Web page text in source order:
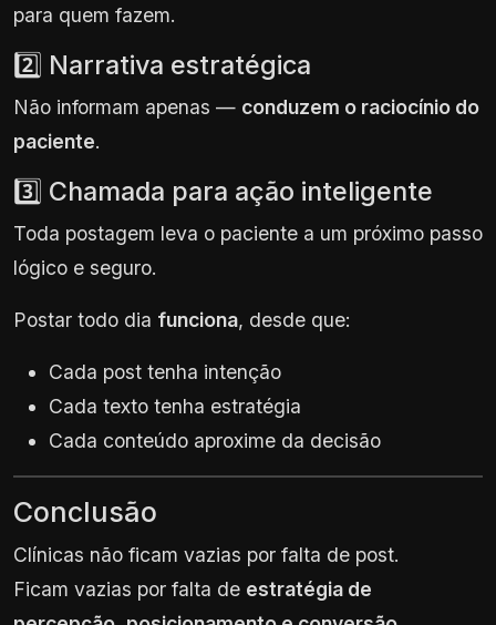
para quem fazem.
2️⃣ Narrativa estratégica
Não informam apenas — conduzem o raciocínio do
paciente.
3️⃣ Chamada para ação inteligente
Toda postagem leva o paciente a um próximo passo
lógico e seguro.
Postar todo dia funciona, desde que:
Cada post tenha intenção
Cada texto tenha estratégia
Cada conteúdo aproxime da decisão
Conclusão
Clínicas não ficam vazias por falta de post.
Ficam vazias por falta de estratégia de